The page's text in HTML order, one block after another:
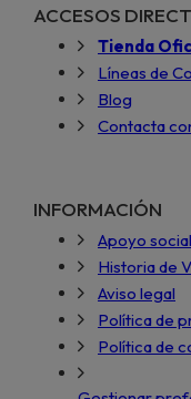
ACCESOS
Tienda
Líneas de
Blog
Contacta
INFORMACIÓN
Apoyo social
Historia de
Aviso legal
Política de
Política de